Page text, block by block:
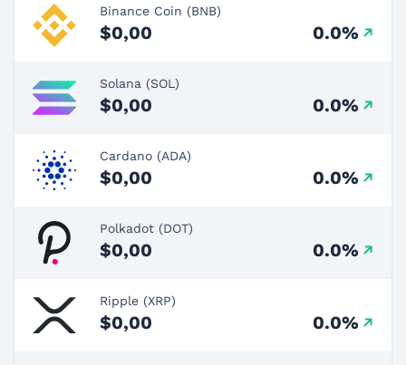
Binance Coin (BNB)
$0,00 0.0%
Solana (SOL)
$0,00 0.0%
Cardano (ADA)
$0,00 0.0%
Polkadot (DOT)
$0,00 0.0%
Ripple (XRP)
$0,00 0.0%